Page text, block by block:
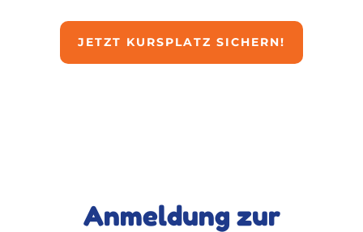
JETZT KURSPLATZ SICHERN!
Anmeldung zur